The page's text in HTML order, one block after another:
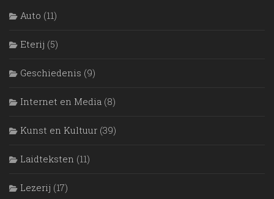
Auto (11)
Eterij (5)
Geschiedenis (9)
Internet en Media (8)
Kunst en Kultuur (39)
Laidteksten (11)
Lezerij (17)